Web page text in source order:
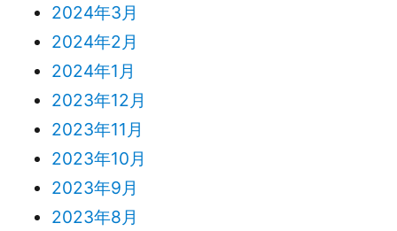
2024年3月
2024年2月
2024年1月
2023年12月
2023年11月
2023年10月
2023年9月
2023年8月